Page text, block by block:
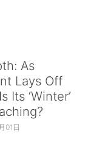
As
Lays Off
Its ‘Winter’
01日